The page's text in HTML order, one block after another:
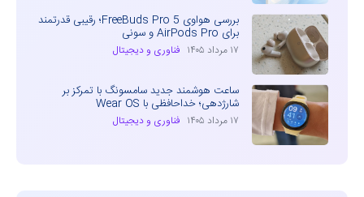
بررسی هواوی FreeBuds Pro 5؛ رقیبی قدرتمند
برای AirPods Pro و سونی
۱۷ مرداد ۱۴۰۵ فناوری و دیجیتال
ساعت هوشمند جدید سامسونگ با تمرکز بر
شارژدهی؛ خداحافظی با Wear OS
۱۷ مرداد ۱۴۰۵ فناوری و دیجیتال